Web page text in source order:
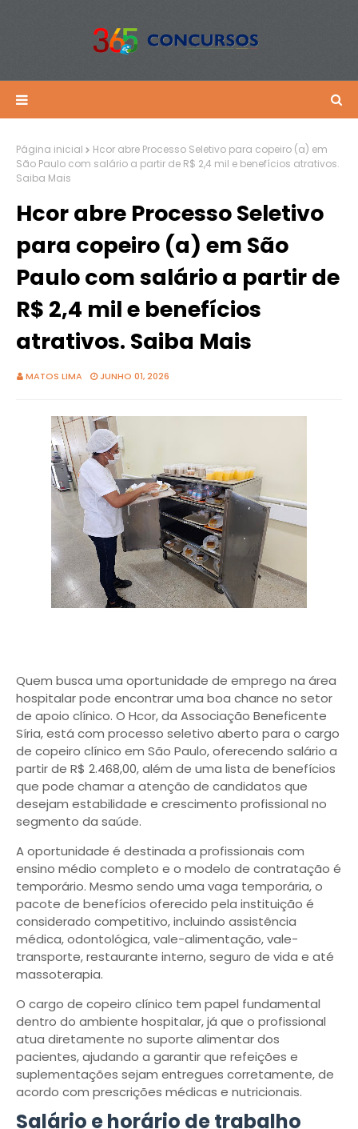
Página inicial
Hcor abre Processo Seletivo para copeiro (a) em
São Paulo com salário a partir de R$ 2,4 mil e benefícios atrativos.
Saiba Mais
Hcor abre Processo Seletivo
para copeiro (a) em São
Paulo com salário a partir de
R$ 2,4 mil e benefícios
atrativos. Saiba Mais
MATOS LIMA JUNHO 01, 2026
Quem busca uma oportunidade de emprego na área
hospitalar pode encontrar uma boa chance no setor
de apoio clínico. O Hcor, da Associação Beneficente
Síria, está com processo seletivo aberto para o cargo
de copeiro clínico em São Paulo, oferecendo salário a
partir de R$ 2.468,00, além de uma lista de benefícios
que pode chamar a atenção de candidatos que
desejam estabilidade e crescimento profissional no
segmento da saúde.
A oportunidade é destinada a profissionais com
ensino médio completo e o modelo de contratação é
temporário. Mesmo sendo uma vaga temporária, o
pacote de benefícios oferecido pela instituição é
considerado competitivo, incluindo assistência
médica, odontológica, vale-alimentação, vale-
transporte, restaurante interno, seguro de vida e até
massoterapia.
O cargo de copeiro clínico tem papel fundamental
dentro do ambiente hospitalar, já que o profissional
atua diretamente no suporte alimentar dos
pacientes, ajudando a garantir que refeições e
suplementações sejam entregues corretamente, de
acordo com prescrições médicas e nutricionais.
Salário e horário de trabalho